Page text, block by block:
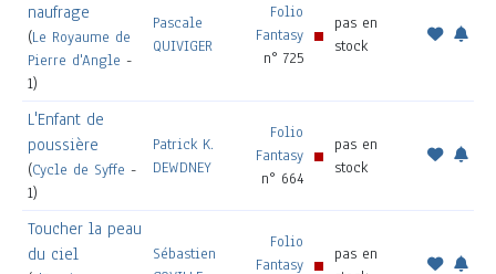
naufrage
(Le Royaume de
Pierre d'Angle -
1)
Pascale
QUIVIGER
Folio
Fantasy
n° 725
pas en
stock
L'Enfant de
poussière
(Cycle de Syffe -
1)
Patrick K.
DEWDNEY
Folio
Fantasy
n° 664
pas en
stock
Toucher la peau
du ciel
Sébastien
Folio
Fantasy
pas en